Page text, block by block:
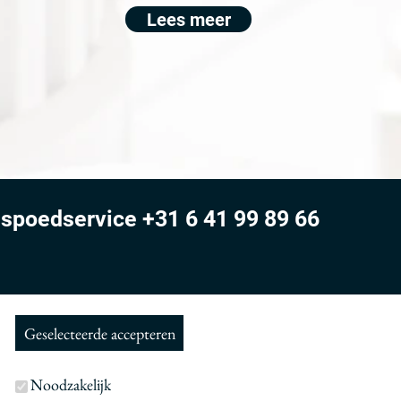
Lees meer
+31 6 41 99 89 66
Geselecteerde accepteren
Noodzakelijk